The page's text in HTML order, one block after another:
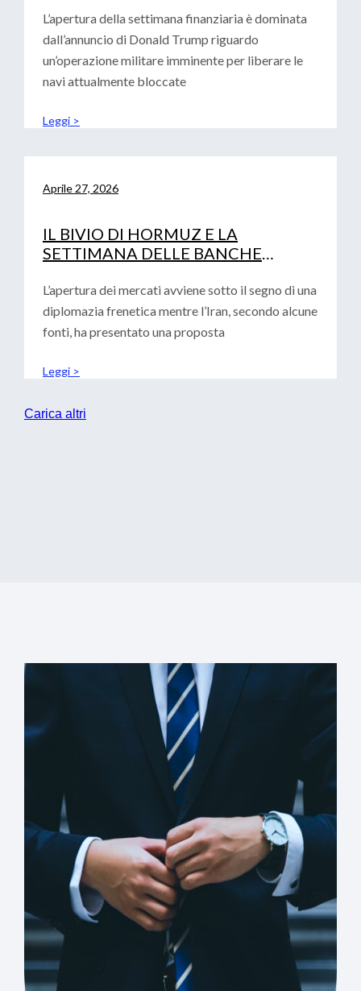
L’apertura della settimana finanziaria è dominata
dall’annuncio di Donald Trump riguardo
un’operazione militare imminente per liberare le
navi attualmente bloccate
Leggi >
Aprile 27, 2026
IL BIVIO DI HORMUZ E LA
SETTIMANA DELLE BANCHE
TESORERIE
L’apertura dei mercati avviene sotto il segno di una
diplomazia frenetica mentre l’Iran, secondo alcune
fonti, ha presentato una proposta
Leggi >
Carica altri